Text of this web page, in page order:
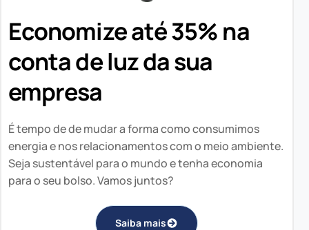
Economize até 35% na
conta de luz da sua
empresa
É tempo de de mudar a forma como consumimos
energia e nos relacionamentos com o meio ambiente.
Seja sustentável para o mundo e tenha economia
para o seu bolso. Vamos juntos?
Saiba mais